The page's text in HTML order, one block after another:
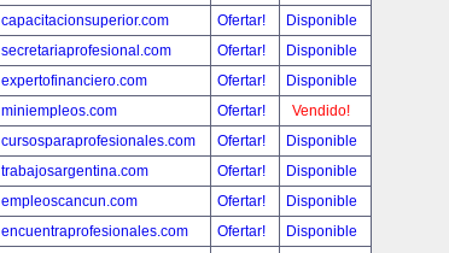
capacitacionsuperior.com
Ofertar!
Disponible
secretariaprofesional.com
Ofertar!
Disponible
expertofinanciero.com
Ofertar!
Disponible
miniempleos.com
Ofertar!
Vendido!
cursosparaprofesionales.com
Ofertar!
Disponible
trabajosargentina.com
Ofertar!
Disponible
empleoscancun.com
Ofertar!
Disponible
encuentraprofesionales.com
Ofertar!
Disponible